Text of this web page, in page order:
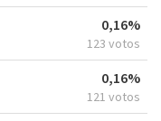
0,16%
123 votos
0,16%
121 votos